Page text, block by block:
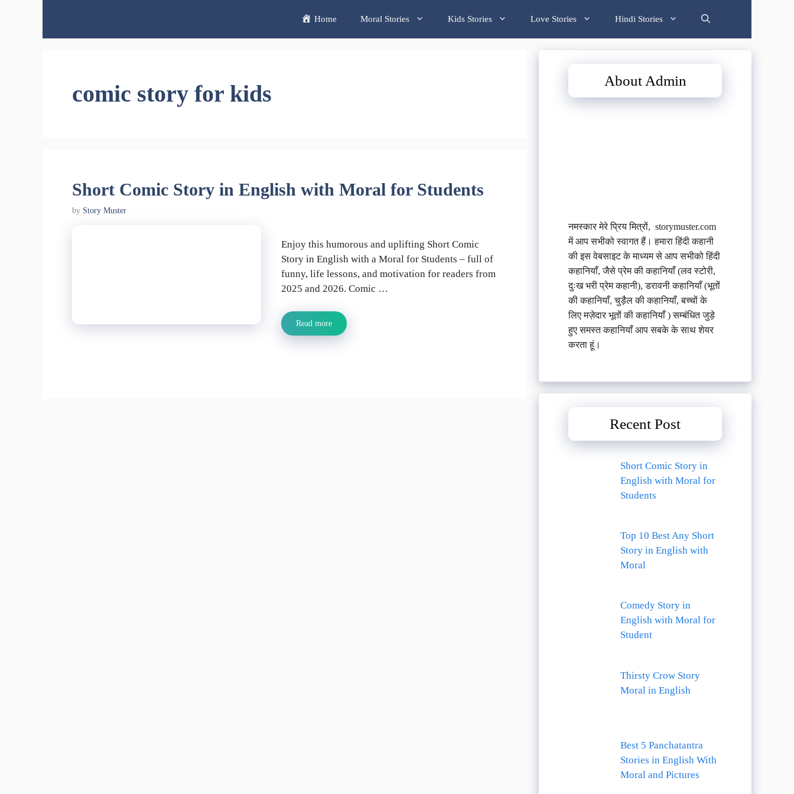
Home Moral Stories Kids Stories Love Stories Hindi Stories
comic story for kids
Short Comic Story in English with Moral for Students
by Story Muster
Enjoy this humorous and uplifting Short Comic
Story in English with a Moral for Students – full of
funny, life lessons, and motivation for readers from
2025 and 2026. Comic …
Read more
About Admin
नमस्कार मेरे प्रिय मित्रों, storymuster.com
में आप सभीको स्वागत हैं। हमारा हिंदी कहानी
की इस वेबसाइट के माध्यम से आप सभीको हिंदी
कहानियाँ, जैसे प्रेम की कहानियाँ (लव स्टोरी,
दुःख भरी प्रेम कहानी), डरावनी कहानियाँ (भूतों
की कहानियाँ, चुड़ैल की कहानियाँ, बच्चों के
लिए मज़ेदार भूतों की कहानियाँ ) सम्बंधित जुड़े
हुए समस्त कहानियाँ आप सबके के साथ शेयर
करता हूं।
Recent Post
Short Comic Story in
English with Moral for
Students
Top 10 Best Any Short
Story in English with
Moral
Comedy Story in
English with Moral for
Student
Thirsty Crow Story
Moral in English
Best 5 Panchatantra
Stories in English With
Moral and Pictures